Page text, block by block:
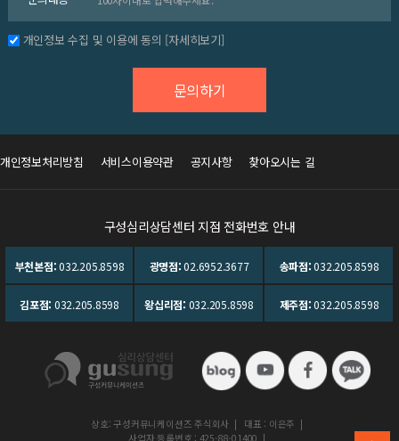
개인정보 수집 및 이용에 동의 [자세히보기]
개인정보처리방침 서비스이용약관 공지사항 찾아오시는 길
구성심리상담센터 지점 전화번호 안내
부천본점:032.205.8598 광명점:02.6952.3677 송파점:032.205.8598
김포점: 032.205.8598 왕십리점: 032.205.8598 제주점:032.205.8598
상호: 구성커뮤니케이션즈 주식회사 | 대표 : 이은주 |
사업자 등록번호 : 425-88-01400 |